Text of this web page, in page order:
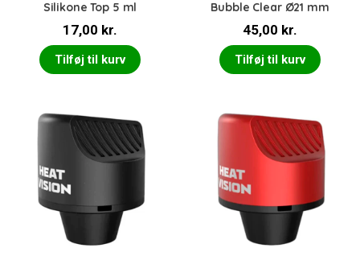
Silikone Top 5 ml
17,00 kr.
Tilføj til kurv
Bubble Clear Ø21 mm
45,00 kr.
Tilføj til kurv